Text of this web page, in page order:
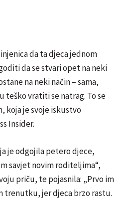
da ta djeca jednom
da se stvari opet na neki
na neki način – sama,
teško vratiti se natrag. To se
koja je svoje iskustvo
Insider.
je odgojila petero djece,
savjet novim roditeljima“,
priču, te pojasnila: „Prvo im
trenutku, jer djeca brzo rastu.